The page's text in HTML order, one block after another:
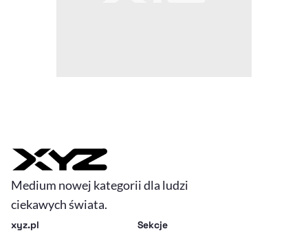
Medium nowej kategorii dla ludzi
ciekawych świata.
xyz.pl Sekcje